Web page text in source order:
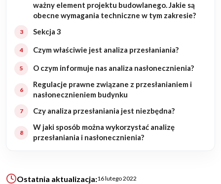
Budynki biurowe
Realizacje
Referencje
Ogrody
KALKULATOR BUDOWY
KONAKT
ważny element projektu budowlanego. Jakie są
obecne wymagania techniczne w tym zakresie?
Sekcja 3
Czym właściwie jest analiza przesłaniania?
O czym informuje nas analiza nasłonecznienia?
Regulacje prawne związane z przesłanianiem i
nasłonecznieniem budynku
Czy analiza przesłaniania jest niezbędna?
W jaki sposób można wykorzystać analizę
przesłaniania i nasłonecznienia?
Ostatnia aktualizacja:16 lutego 2022